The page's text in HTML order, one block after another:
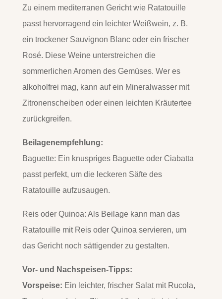
Zu einem mediterranen Gericht wie Ratatouille
passt hervorragend ein leichter Weißwein, z. B.
ein trockener Sauvignon Blanc oder ein frischer
Rosé. Diese Weine unterstreichen die
sommerlichen Aromen des Gemüses. Wer es
alkoholfrei mag, kann auf ein Mineralwasser mit
Zitronenscheiben oder einen leichten Kräutertee
zurückgreifen.
Beilagenempfehlung:
Baguette: Ein knuspriges Baguette oder Ciabatta
passt perfekt, um die leckeren Säfte des
Ratatouille aufzusaugen.
Reis oder Quinoa: Als Beilage kann man das
Ratatouille mit Reis oder Quinoa servieren, um
das Gericht noch sättigender zu gestalten.
Vor- und Nachspeisen-Tipps:
Vorspeise: Ein leichter, frischer Salat mit Rucola,